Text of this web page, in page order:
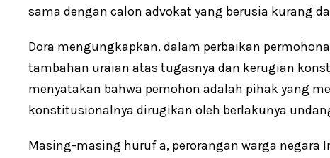
sama dengan calon advokat yang berusia kurang
Dora mengungkapkan, dalam perbaikan
tambahan uraian atas tugasnya dan kerugian
menyatakan bahwa pemohon adalah pihak yang
konstitusionalnya dirugikan oleh berlakunya
Masing-masing huruf a, perorangan warga negara